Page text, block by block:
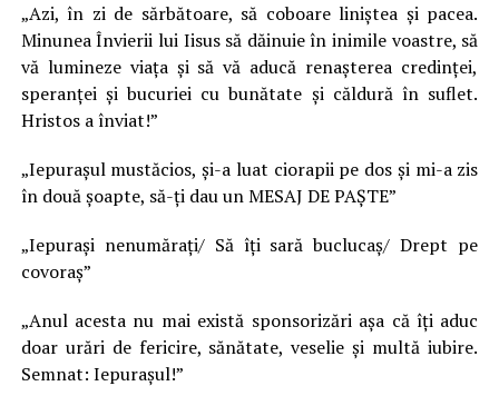
„Azi, în zi de sărbătoare, să coboare liniştea şi pacea.
Minunea Învierii lui Iisus să dăinuie în inimile voastre, să
vă lumineze viaţa şi să vă aducă renaşterea credinţei,
speranţei şi bucuriei cu bunătate şi căldură în suflet.
Hristos a înviat!”
„Iepuraşul mustăcios, şi-a luat ciorapii pe dos şi mi-a zis
în două şoapte, să-ţi dau un MESAJ DE PAŞTE”
„Iepuraşi nenumăraţi/ Să îţi sară buclucaş/ Drept pe
covoraş”
„Anul acesta nu mai există sponsorizări așa că îți aduc
doar urări de fericire, sănătate, veselie și multă iubire.
Semnat: Iepurașul!”